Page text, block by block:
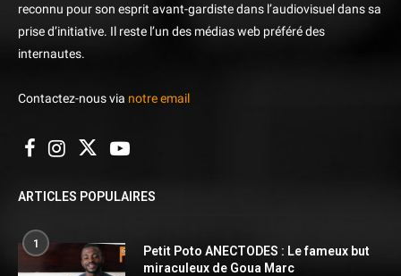
reconnu pour son esprit avant-gardiste dans l’audiovisuel dans sa
prise d’initiative. Il reste l’un des médias web préféré des
internautes.
Contactez-nous via notre email
ARTICLES POPULAIRES
1
Petit Poto ANECTODES : Le fameux but
miraculeux de Goua Marc